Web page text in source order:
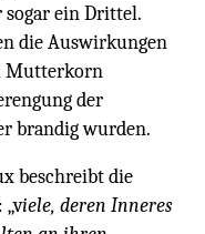
ein Drittel.
die Auswirkungen
Mutterkorn
der
brandig wurden.
beschreibt die
iele, deren Inneres